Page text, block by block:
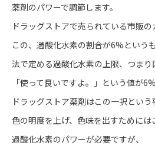
薬剤のパワーで調節します。
ドラッグストアで売られている市販の
この、過酸化水素の割合が6%というも
法で定める過酸化水素の上限、つまり
「使って良いですよ。」という値が
ドラッグストア薬剤はこの一択という
色の明度を上げ、色味を出すためには
過酸化水素のパワーが必要ですが、